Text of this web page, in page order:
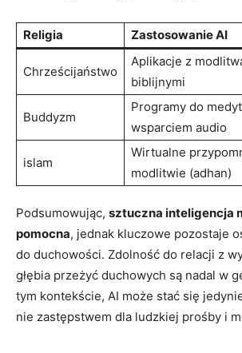
Religia Zastosowanie AI
Chrześcijaństwo
Aplikacje z
biblijnymi
Buddyzm
Programy do
wsparciem audio
islam
Wirtualne
modlitwie (adhan)
Podsumowując, sztuczna inteligencja
pomocna, jednak kluczowe pozostaje
do duchowości. Zdolność do relacji z
głębia przeżyć duchowych są nadal w
tym kontekście, AI może stać się
nie zastępstwem dla ludzkiej prośby i